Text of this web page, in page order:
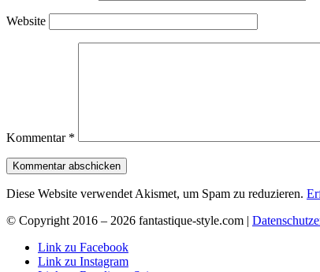
Website
Kommentar *
Diese Website verwendet Akismet, um Spam zu reduzieren.
© Copyright 2016 – 2026 fantastique-style.com |
Link zu Facebook
Link zu Instagram